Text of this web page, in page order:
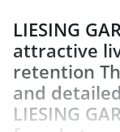
LIESING
attractive
retention
and
LIESING